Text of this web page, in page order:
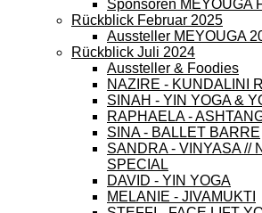
Sponsoren MEYOUGA
Rückblick Februar 2025
Aussteller MEYOUGA
Rückblick Juli 2024
Aussteller & Foodies
NAZIRE - KUNDALINI
SINAH - YIN YOGA &
RAPHAELA -
SINA - BALLET BARRE
SANDRA - VINYASA //
SPECIAL
DAVID - YIN YOGA
MELANIE - JIVAMUKTI